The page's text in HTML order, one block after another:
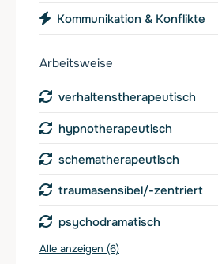
Kommunikation & Konflikte
Arbeitsweise
verhaltenstherapeutisch
hypnotherapeutisch
schematherapeutisch
traumasensibel/-zentriert
psychodramatisch
Alle anzeigen (6)